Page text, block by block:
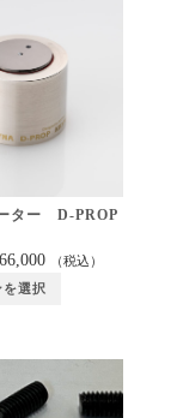
ター D-PROP
66,000 （税込）
を選択